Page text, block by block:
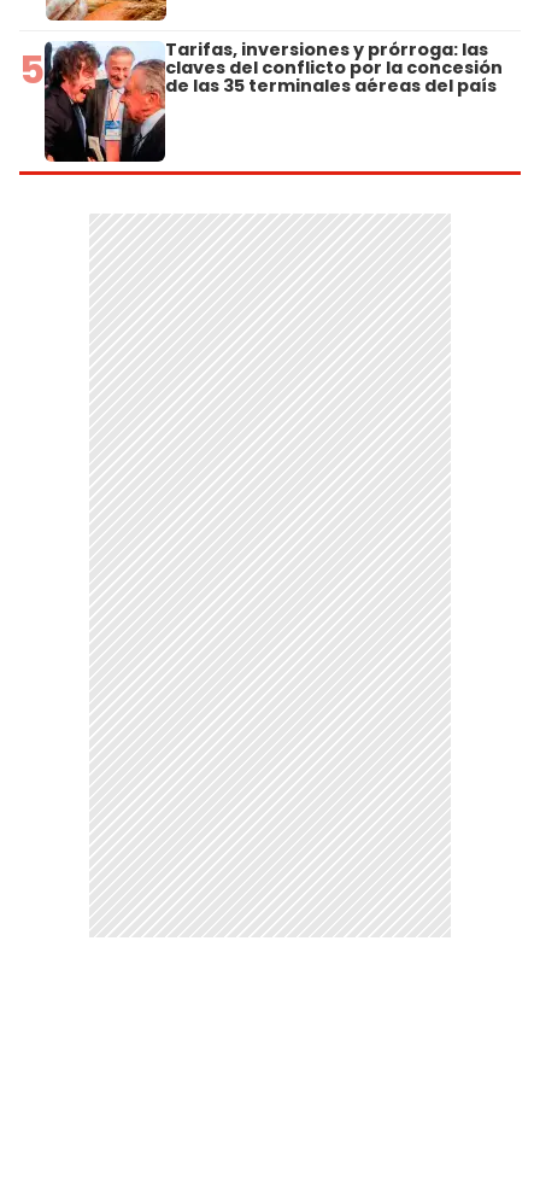
5 Tarifas, inversiones y prórroga: las
claves del conflicto por la concesión
de las 35 terminales aéreas del país